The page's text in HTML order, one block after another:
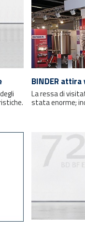
BINDER attira
La ressa di
stata enorme;